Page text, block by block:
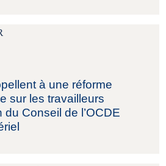
à une réforme
sur les travailleurs
du Conseil de l’OCDE